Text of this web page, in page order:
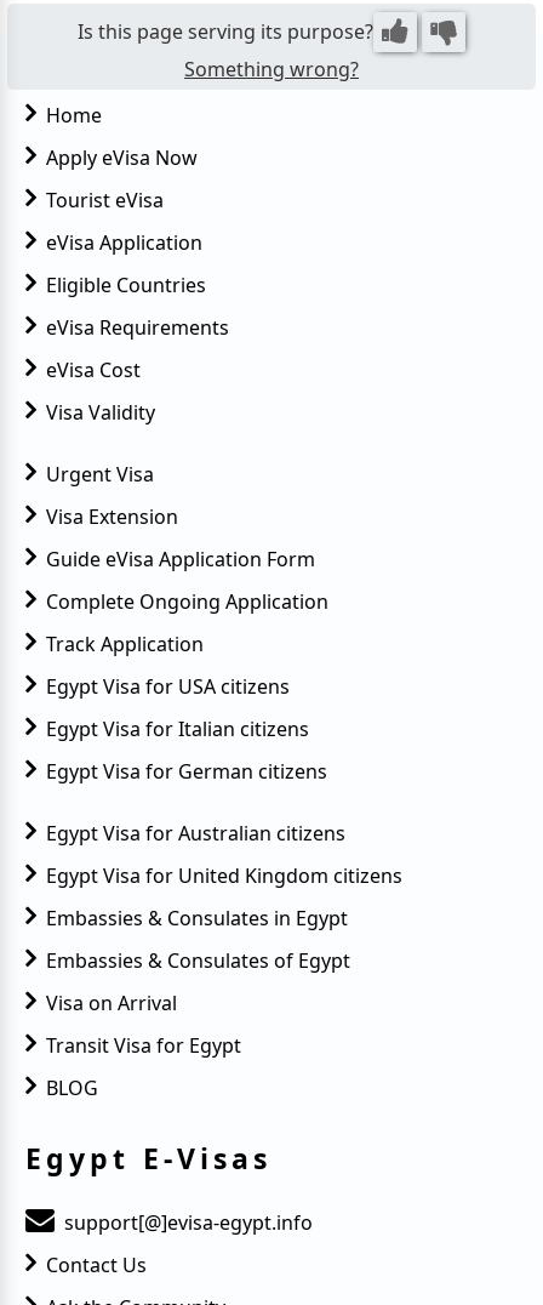
and key details for obtaining an Egypt e-Visa from
Mon...Is this page serving its purpose?
Something wrong?
Home
Apply eVisa Now
Tourist eVisa
eVisa Application
Eligible Countries
eVisa Requirements
eVisa Cost
Visa Validity
Urgent Visa
Visa Extension
Guide eVisa Application Form
Complete Ongoing Application
Track Application
Egypt Visa for USA citizens
Egypt Visa for Italian citizens
Egypt Visa for German citizens
Egypt Visa for Australian citizens
Egypt Visa for United Kingdom citizens
Embassies & Consulates in Egypt
Embassies & Consulates of Egypt
Visa on Arrival
Transit Visa for Egypt
BLOG
Egypt E-Visas
support[@]evisa-egypt.info
Contact Us